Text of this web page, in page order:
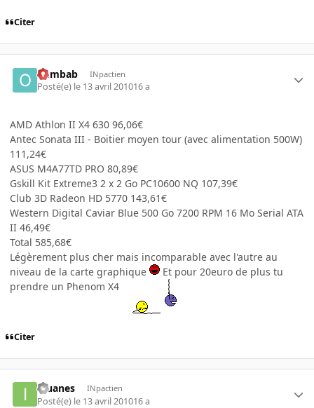
Citer
oumbab INpactien
Posté(e) le 13 avril 201016 a
AMD Athlon II X4 630 96,06€
Antec Sonata III - Boitier moyen tour (avec alimentation 500W)
111,24€
ASUS M4A77TD PRO 80,89€
Gskill Kit Extreme3 2 x 2 Go PC10600 NQ 107,39€
Club 3D Radeon HD 5770 143,61€
Western Digital Caviar Blue 500 Go 7200 RPM 16 Mo Serial ATA
II 46,49€
Total 585,68€
Légèrement plus cher mais incomparable avec l'autre au
niveau de la carte graphique
Et pour 20euro de plus tu
prendre un Phenom X4
Citer
iguanes INpactien
Posté(e) le 13 avril 201016 a